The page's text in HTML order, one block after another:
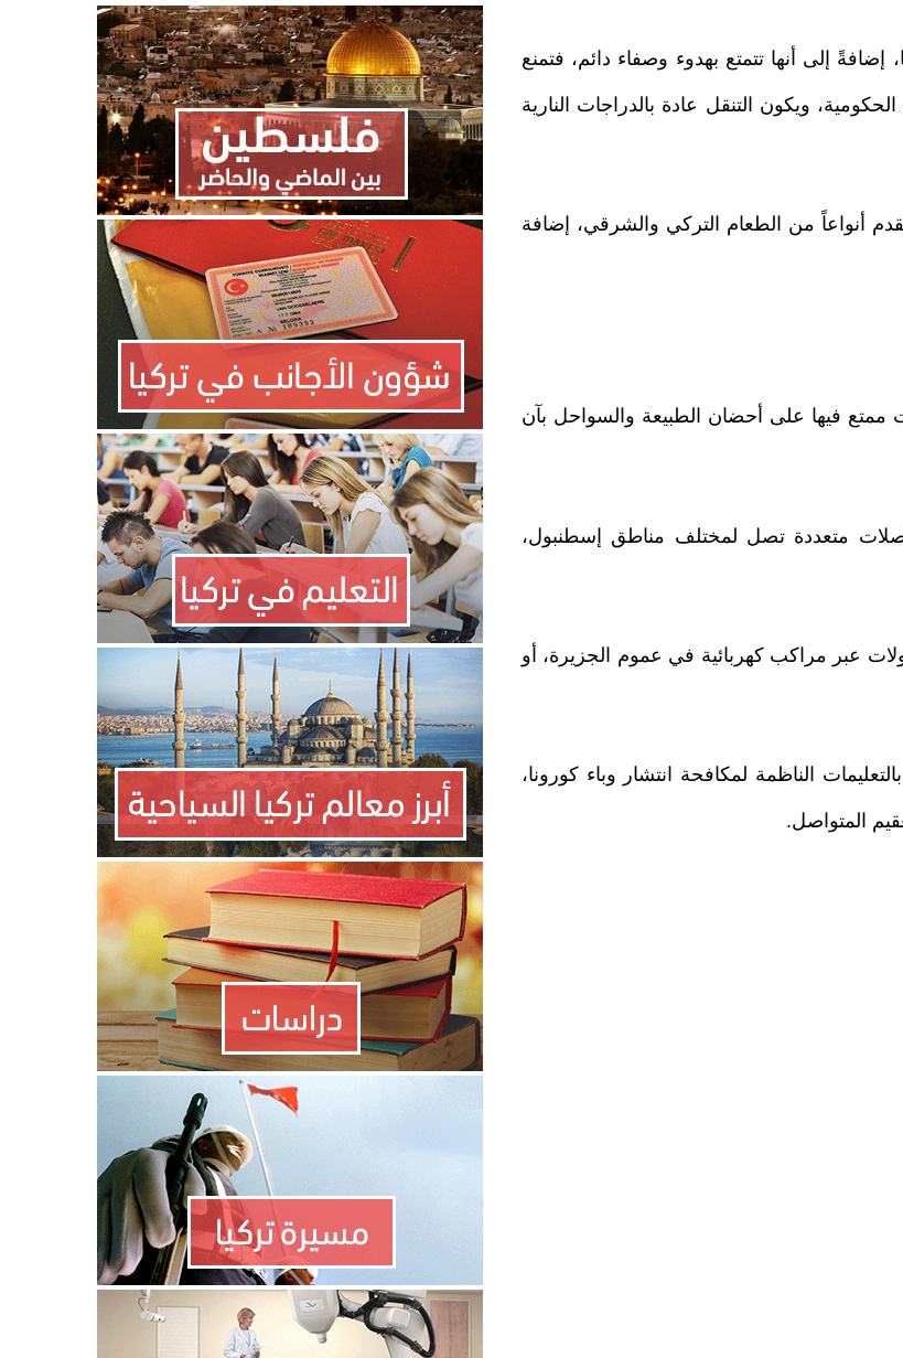
إلى أنها تتمتع بهدوء وصفاء دائم، فتمنع
ويكون التنقل عادة بالدراجات النارية
أنواعاً من الطعام التركي والشرقي، إضافة
فيها على أحضان الطبيعة والسواحل بآن
متعددة تصل لمختلف مناطق إسطنبول،
عبر مراكب كهربائية في عموم الجزيرة، أو
الناظمة لمكافحة انتشار وباء كورونا،
المتواصل.